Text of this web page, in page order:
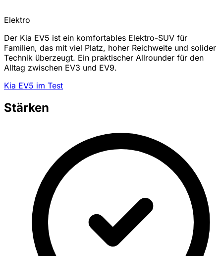
Elektro
Der Kia EV5 ist ein komfortables Elektro-SUV für
Familien, das mit viel Platz, hoher Reichweite und solider
Technik überzeugt. Ein praktischer Allrounder für den
Alltag zwischen EV3 und EV9.
Kia EV5 im Test
Stärken